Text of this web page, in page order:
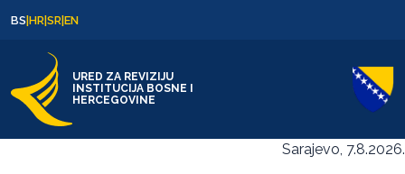
BS|HR|SR|EN
URED ZA REVIZIJU
INSTITUCIJA BOSNE I
HERCEGOVINE
Sarajevo, 7.8.2026.